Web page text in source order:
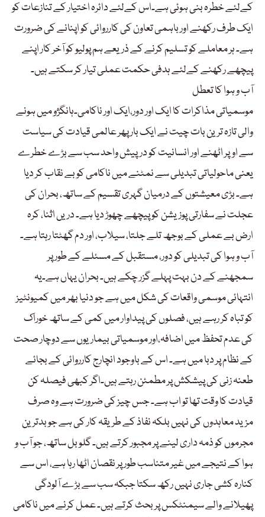
کےلئے خطرہ بنی ہوئی ہے۔اس کےلئے دائرہ اختیار کے تنازعات کو
ایک طرف رکھنے اور باہمی تعاون کی کارروائی کو اپنانے کی ضرورت
ہے۔ ہر معاملے کو تسلیم کرنے کے ذریعے ہم پولیو کو آخر کار اپنے
پیچھے رکھنے کےلئے ہدفی حکمت عملی تیار کر سکتے ہیں۔
آب و ہوا کا تعطل
موسمیاتی مذاکرات کا ایک اور دور،ایک اور ناکامی۔ہانگژو میں ہونے
والی تازہ ترین بات چیت نے ایک بار پھر عالمی قیادت کی سیاست
سے اوپر اٹھنے اور انسانیت کو درپیش واحد سب سے بڑے خطرے
یعنی ماحولیاتی تبدیلی سے نمٹنے میں ناکامی کو بے نقاب کر دیا
ہے۔ بڑی معیشتوں کے درمیان گہری تقسیم کے ساتھ، بحران کی
عجلت نے سفارتی پوزیشن کو پیچھے چھوڑ دیا ہے۔ دریں اثنا، کرہ
ارض بے عملی کے بوجھ تلے جلتا، سیلاب، اور دم گھٹتا رہتا ہے۔
آب و ہوا کی تبدیلی کو دور، مستقبل کے مسئلے کے طور پر
سمجھنے کے دن بہت پہلے گزر چکے ہیں۔ بحران یہاں ہے۔یہ
انتہائی موسمی واقعات کی شکل میں ہے جو دنیا بھر میں کمیونٹیز
کو تباہ کر رہے ہیں، فصلوں کی پیداوار میں کمی کے ساتھ خوراک
کی عدم تحفظ میں اضافہ،اور موسمیاتی بیماریوں سے دوچار صحت
کے نظام پر دبا میں ہے۔ اس کے باوجود انچارج کارروائی کے بجائے
طعنہ زنی کی پیشکش پر مطمئن رہتے ہیں۔اگر کبھی فیصلہ کن
قیادت کا وقت تھا تو اب ہے۔ جس چیز کی ضرورت ہے وہ صرف
مزید معاہدوں کی نہیں بلکہ نفاذ کے طریقہ کار کی ہے جو بدترین
مجرموں کو ذمہ داری لینے پر مجبور کرتے ہیں۔ گلوبل ساتھ، جو آب و
ہوا کے نتیجے میں غیر متناسب طور پر نقصان اٹھا رہا ہے، اس سے
کنارہ کشی جاری نہیں رکھ سکتا جبکہ سب سے بڑے آلودگی
پھیلانے والے سیمنٹکس پر بحث کرتے ہیں۔ عمل کرنے میں ناکامی